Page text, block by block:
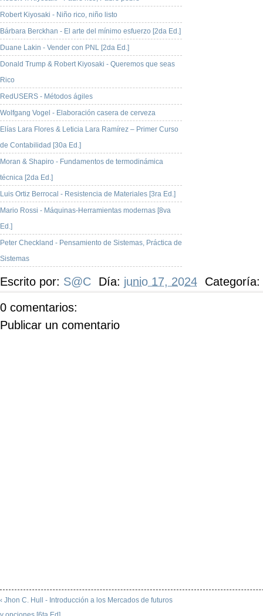
Robert Kiyosaki - Niño rico, niño listo
Bárbara Berckhan - El arte del mínimo esfuerzo [2da Ed.]
Duane Lakin - Vender con PNL [2da Ed.]
Donald Trump & Robert Kiyosaki - Queremos que seas
Rico
RedUSERS - Métodos ágiles
Wolfgang Vogel - Elaboración casera de cerveza
Elías Lara Flores & Leticia Lara Ramírez – Primer Curso
de Contabilidad [30a Ed.]
Moran & Shapiro - Fundamentos de termodinámica
técnica [2da Ed.]
Luis Ortiz Berrocal - Resistencia de Materiales [3ra Ed.]
Mario Rossi - Máquinas-Herramientas modernas [8va
Ed.]
Peter Checkland - Pensamiento de Sistemas, Práctica de
Sistemas
Escrito por: S@C Día: junio 17, 2024
Categoría:
0 comentarios:
Publicar un comentario
‹ Jhon C. Hull - Introducción a los Mercados de futuros